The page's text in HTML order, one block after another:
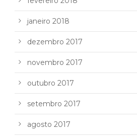
janeiro 2018
dezembro 2017
novembro 2017
outubro 2017
setembro 2017
agosto 2017